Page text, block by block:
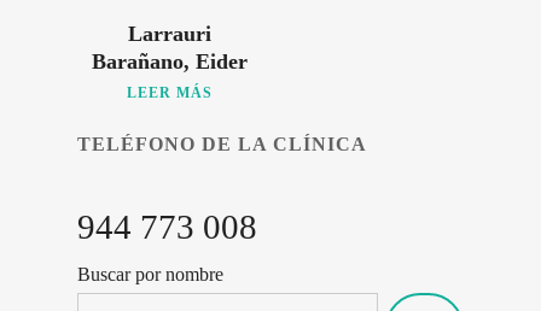
Larrauri
Barañano, Eider
LEER MÁS
TELÉFONO DE LA CLÍNICA
944 773 008
Buscar por nombre